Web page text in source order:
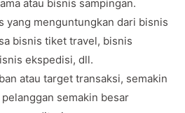
atau bisnis sampingan.
yang menguntungkan dari bisnis
bisnis tiket travel, bisnis
ekspedisi, dll.
atau target transaksi, semakin
semakin besar